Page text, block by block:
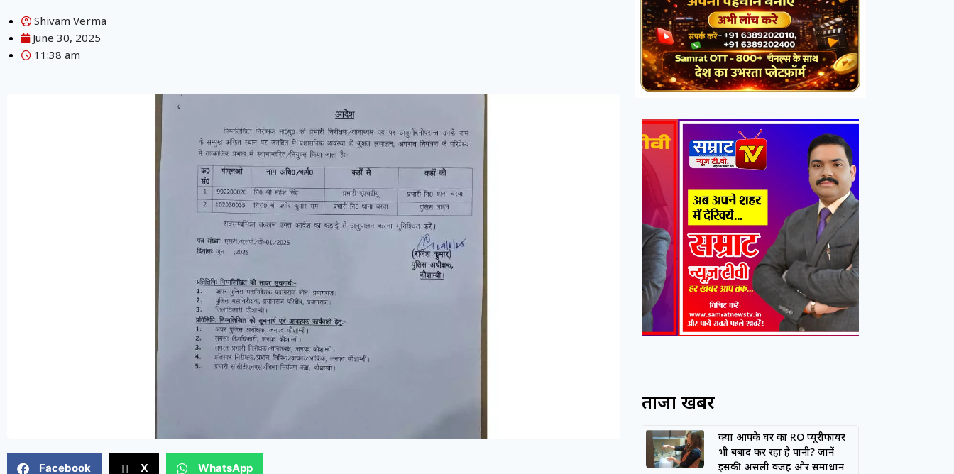
Shivam Verma
June 30, 2025
11:38 am
Facebook X WhatsApp
ताजा खबरें
क्या आपके घर का RO प्यूरीफायर
भी बर्बाद कर रहा है पानी? जानें
इसकी असली वजह और समाधान